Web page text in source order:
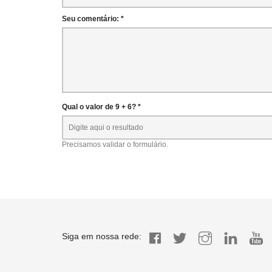
Seu comentário: *
Qual o valor de 9 + 6? *
Precisamos validar o formulário.
Siga em nossa rede: